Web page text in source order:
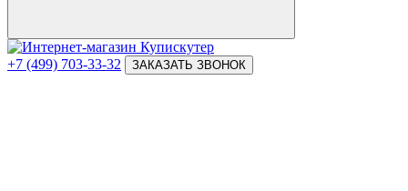
+7 (499) 703-33-32 ЗАКАЗАТЬ ЗВОНОК